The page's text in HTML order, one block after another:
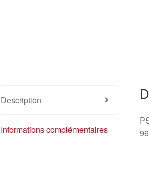
Description
Informations complémentaires